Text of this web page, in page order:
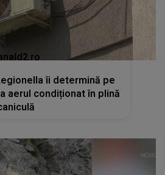
îi determină pe
aerul condiționat în plină